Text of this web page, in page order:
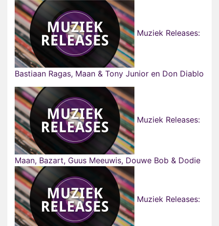
Muziek Releases:
Bastiaan Ragas, Maan & Tony Junior en Don Diablo
Muziek Releases:
Maan, Bazart, Guus Meeuwis, Douwe Bob & Dodie
Muziek Releases: